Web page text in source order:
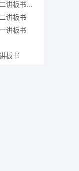
讲板书...
讲板书
讲板书
板书